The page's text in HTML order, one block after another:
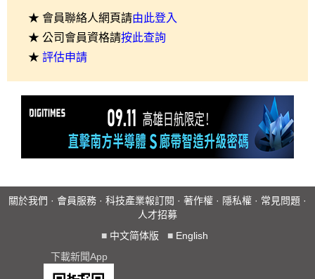
★ 會員聯絡人網頁請由此登入
★ 公司會員資格請按此查詢
★ 評估申請
關於我們 · 會員服務 · 科技產業報訂閱 · 著作權 · 隱私權 · 常見問題 ·
人才招募
■ 中文简体版 ■ English
下載新聞App